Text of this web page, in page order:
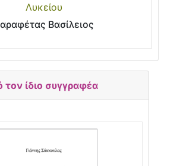
Λυκείου
Βασίλειος
τον ίδιο συγγραφέα